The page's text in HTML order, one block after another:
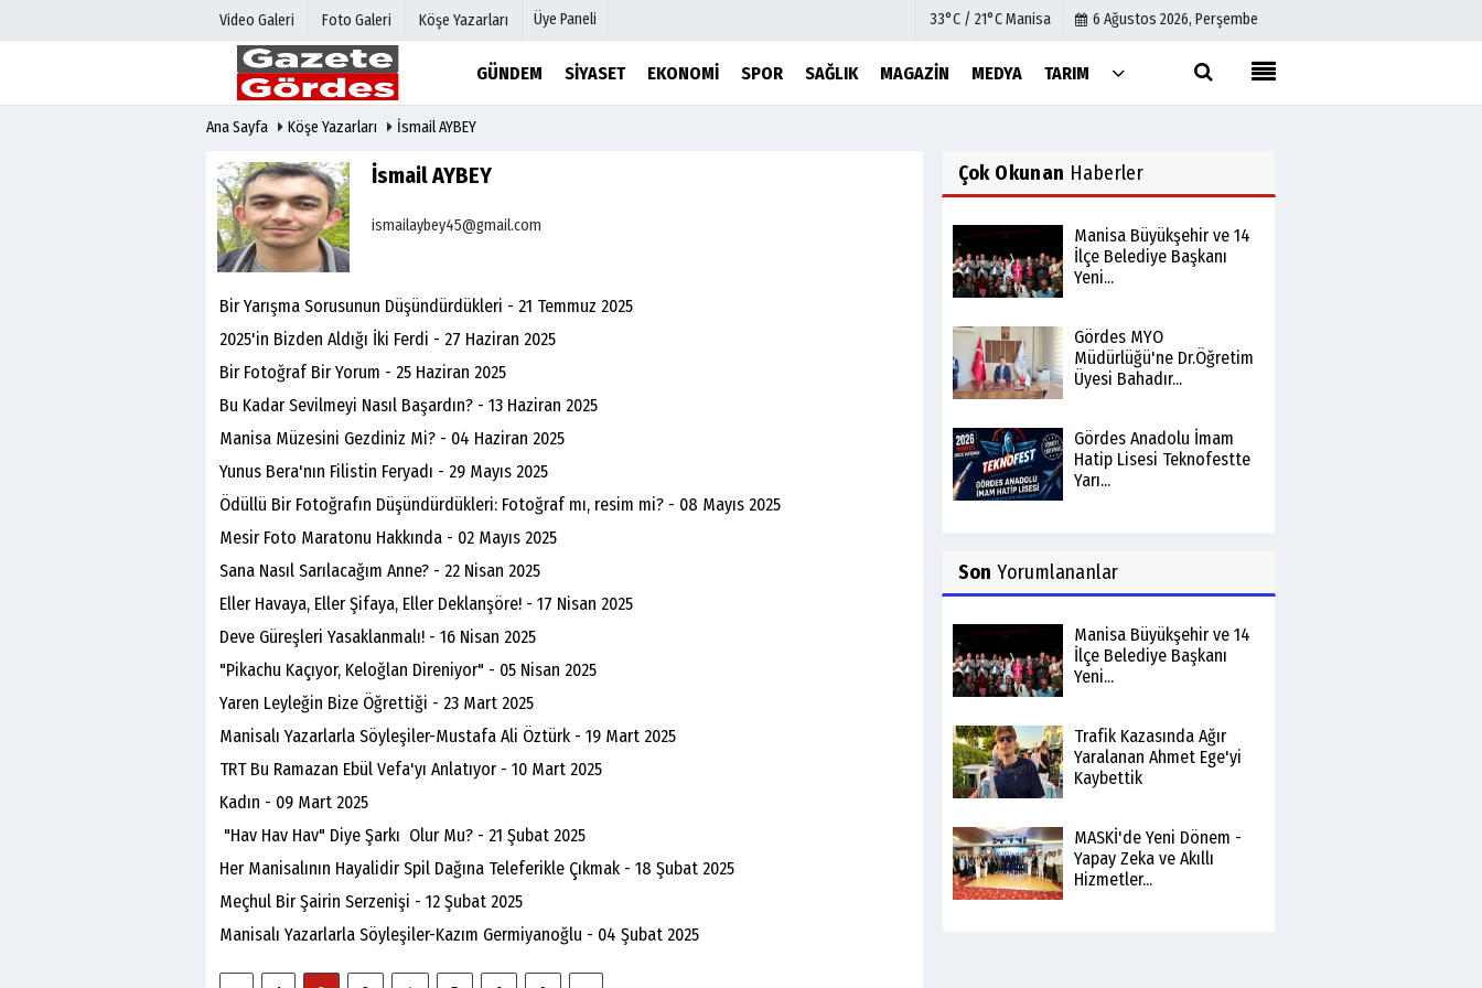
Video Galeri Foto Galeri Köşe Yazarları Üye Paneli 33°C / 21°C Manisa 6 Ağustos 2026, Perşembe
GÜNDEM SIYASET EKONOMI SPOR SAĞLIK MAGAZIN MEDYA TARIM
Hava Durumu
Gazete Manşetleri
Biyografiler
İletişim
Çerez Politikası
Gizlilik İlkeleri
Ana Sayfa Köşe Yazarları İsmail AYBEY
İsmail AYBEY
ismailaybey45@gmail.com
Bir Yarışma Sorusunun Düşündürdükleri - 21 Temmuz 2025
2025'in Bizden Aldığı İki Ferdi - 27 Haziran 2025
Bir Fotoğraf Bir Yorum - 25 Haziran 2025
Bu Kadar Sevilmeyi Nasıl Başardın? - 13 Haziran 2025
Manisa Müzesini Gezdiniz Mi? - 04 Haziran 2025
Yunus Bera'nın Filistin Feryadı - 29 Mayıs 2025
Ödüllü Bir Fotoğrafın Düşündürdükleri: Fotoğraf mı, resim mi? - 08 Mayıs 2025
Mesir Foto Maratonu Hakkında - 02 Mayıs 2025
Sana Nasıl Sarılacağım Anne? - 22 Nisan 2025
Eller Havaya, Eller Şifaya, Eller Deklanşöre! - 17 Nisan 2025
Deve Güreşleri Yasaklanmalı! - 16 Nisan 2025
"Pikachu Kaçıyor, Keloğlan Direniyor" - 05 Nisan 2025
Yaren Leyleğin Bize Öğrettiği - 23 Mart 2025
Manisalı Yazarlarla Söyleşiler-Mustafa Ali Öztürk - 19 Mart 2025
TRT Bu Ramazan Ebül Vefa'yı Anlatıyor - 10 Mart 2025
Kadın - 09 Mart 2025
"Hav Hav Hav" Diye Şarkı Olur Mu? - 21 Şubat 2025
Her Manisalının Hayalidir Spil Dağına Teleferikle Çıkmak - 18 Şubat 2025
Meçhul Bir Şairin Serzenişi - 12 Şubat 2025
Manisalı Yazarlarla Söyleşiler-Kazım Germiyanoğlu - 04 Şubat 2025
Çok Okunan Haberler
Manisa Büyükşehir ve 14
İlçe Belediye Başkanı
Yeni...
Gördes MYO
Müdürlüğü'ne Dr.Öğretim
Üyesi Bahadır...
Gördes Anadolu İmam
Hatip Lisesi Teknofestte
Yarı...
Son Yorumlananlar
Manisa Büyükşehir ve 14
İlçe Belediye Başkanı
Yeni...
Trafik Kazasında Ağır
Yaralanan Ahmet Ege'yi
Kaybettik
MASKİ'de Yeni Dönem -
Yapay Zeka ve Akıllı
Hizmetler...